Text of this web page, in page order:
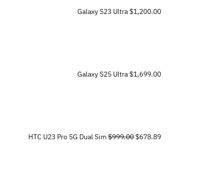
Galaxy S23 Ultra$1,200.00
Galaxy S25 Ultra$1,699.00
HTC U23 Pro 5G Dual Sim$999.00$678.89